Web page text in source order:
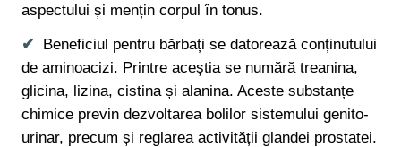
aspectului și mențin corpul în tonus.
Beneficiul pentru bărbați se datorează conținutului
de aminoacizi. Printre aceștia se numără treanina,
glicina, lizina, cistina și alanina. Aceste substanțe
chimice previn dezvoltarea bolilor sistemului genito-
urinar, precum și reglarea activității glandei prostatei.